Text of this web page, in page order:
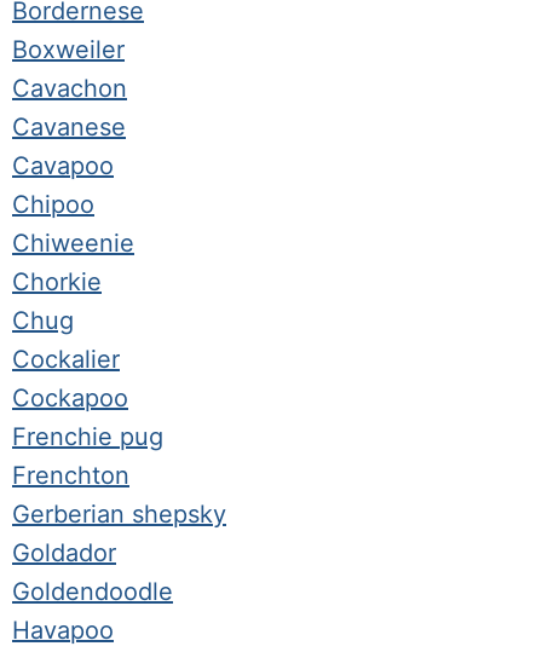
Bordernese
Boxweiler
Cavachon
Cavanese
Cavapoo
Chipoo
Chiweenie
Chorkie
Chug
Cockalier
Cockapoo
Frenchie pug
Frenchton
Gerberian shepsky
Goldador
Goldendoodle
Havapoo